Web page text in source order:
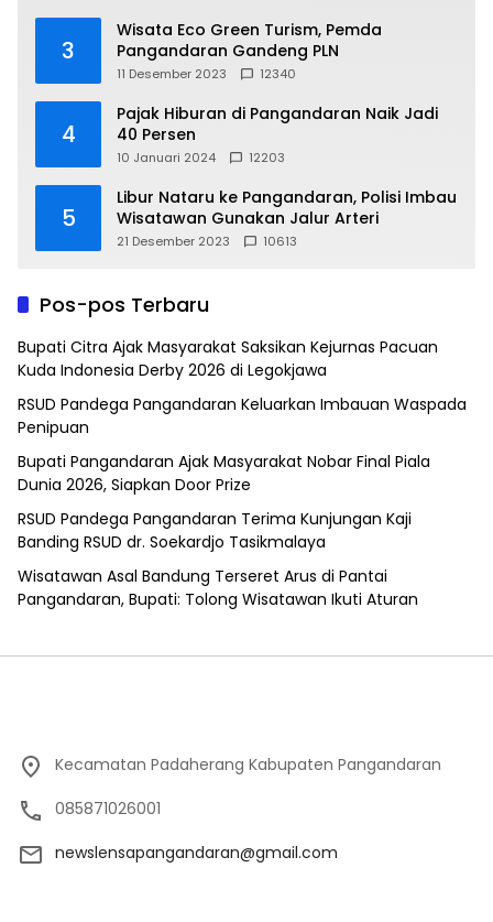
3
Wisata Eco Green Turism, Pemda
Pangandaran Gandeng PLN
11 Desember 2023 12340
4
Pajak Hiburan di Pangandaran Naik Jadi
40 Persen
10 Januari 2024 12203
5
Libur Nataru ke Pangandaran, Polisi Imbau
Wisatawan Gunakan Jalur Arteri
21 Desember 2023 10613
Pos-pos Terbaru
Bupati Citra Ajak Masyarakat Saksikan Kejurnas Pacuan
Kuda Indonesia Derby 2026 di Legokjawa
RSUD Pandega Pangandaran Keluarkan Imbauan Waspada
Penipuan
Bupati Pangandaran Ajak Masyarakat Nobar Final Piala
Dunia 2026, Siapkan Door Prize
RSUD Pandega Pangandaran Terima Kunjungan Kaji
Banding RSUD dr. Soekardjo Tasikmalaya
Wisatawan Asal Bandung Terseret Arus di Pantai
Pangandaran, Bupati: Tolong Wisatawan Ikuti Aturan
Kecamatan Padaherang Kabupaten Pangandaran
085871026001
newslensapangandaran@gmail.com